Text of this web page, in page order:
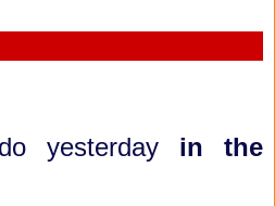
6
yesterday in the